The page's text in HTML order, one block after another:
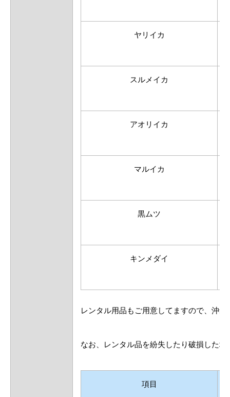
ヤリイカ
スルメイカ
アオリイカ
マルイカ
黒ムツ
キンメダイ
レンタル用品もご用意してますので、沖
なお、レンタル品を紛失したり破損した
項目